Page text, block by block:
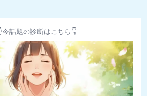
今話題の診断はこちら👇